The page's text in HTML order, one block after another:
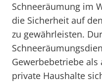
Schneeräumung im
die Sicherheit auf
zu gewährleisten.
Gewerbebetriebe
private Haushalte